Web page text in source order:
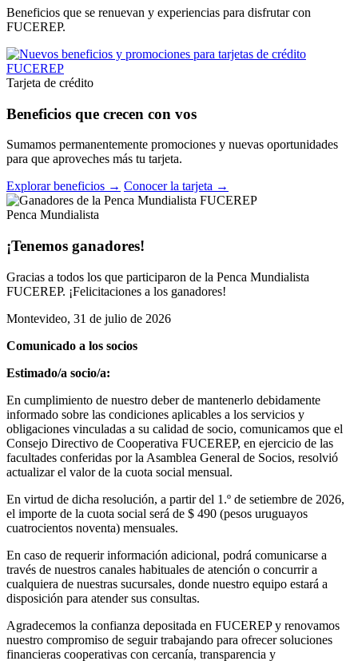
Beneficios que se renuevan y experiencias para disfrutar con
FUCEREP.
Tarjeta de crédito
Beneficios que crecen con vos
Sumamos permanentemente promociones y nuevas oportunidades
para que aproveches más tu tarjeta.
Explorar beneficios → Conocer la tarjeta →
Penca Mundialista
¡Tenemos ganadores!
Gracias a todos los que participaron de la Penca Mundialista
FUCEREP. ¡Felicitaciones a los ganadores!
Montevideo, 31 de julio de 2026
Comunicado a los socios
Estimado/a socio/a:
En cumplimiento de nuestro deber de mantenerlo debidamente
informado sobre las condiciones aplicables a los servicios y
obligaciones vinculadas a su calidad de socio, comunicamos que el
Consejo Directivo de Cooperativa FUCEREP, en ejercicio de las
facultades conferidas por la Asamblea General de Socios, resolvió
actualizar el valor de la cuota social mensual.
En virtud de dicha resolución, a partir del 1.º de setiembre de 2026,
el importe de la cuota social será de $ 490 (pesos uruguayos
cuatrocientos noventa) mensuales.
En caso de requerir información adicional, podrá comunicarse a
través de nuestros canales habituales de atención o concurrir a
cualquiera de nuestras sucursales, donde nuestro equipo estará a
disposición para atender sus consultas.
Agradecemos la confianza depositada en FUCEREP y renovamos
nuestro compromiso de seguir trabajando para ofrecer soluciones
financieras cooperativas con cercanía, transparencia y